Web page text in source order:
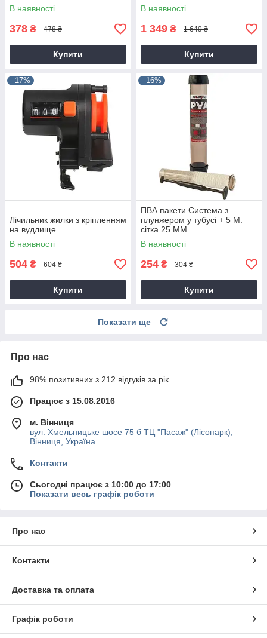
В наявності
378 ₴ 478 ₴
Купити
В наявності
1 349 ₴ 1 649 ₴
Купити
–17%
Лічильник жилки з кріпленням
на вудлище
В наявності
504 ₴ 604 ₴
Купити
–16%
ПВА пакети Система з
плунжером у тубусі + 5 М.
сітка 25 ММ.
В наявності
254 ₴ 304 ₴
Купити
Показати ще
Про нас
98% позитивних з 212 відгуків за рік
Працює з 15.08.2016
м. Вінниця
вул. Хмельницьке шосе 75 б ТЦ "Пасаж" (Лісопарк),
Вінниця, Україна
Контакти
Сьогодні працює з 10:00 до 17:00
Показати весь графік роботи
Про нас
Контакти
Доставка та оплата
Графік роботи